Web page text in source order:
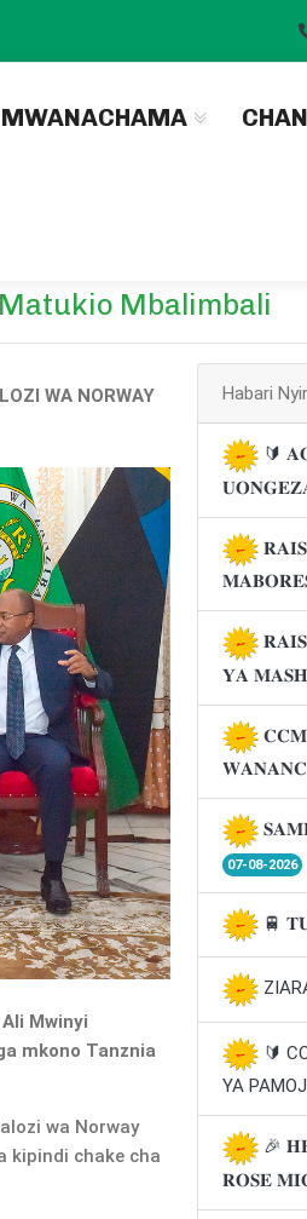
MWANACHAMA
Mbalimbali
WA NORWAY
Mwinyi
mkono Tanznia
wa Norway
kipindi chake cha
Habari
🔰
𝐘𝐀
𝐂𝐂𝐌
07-08-2026
🚆
🔰
YA
🎉
𝐑𝐎𝐒𝐄